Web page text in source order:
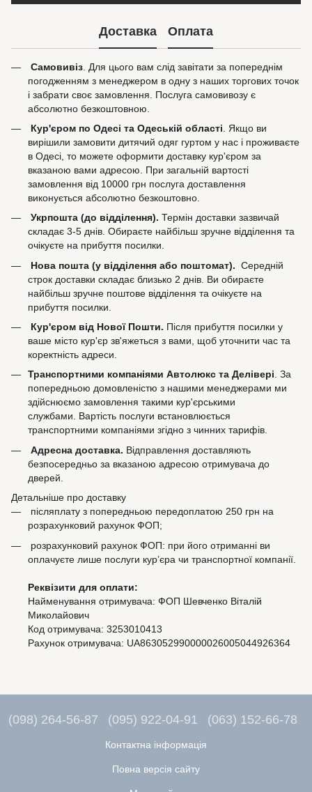
Доставка Оплата
Самовивіз . Для цього вам слід завітати за попереднім
погодженням з менеджером в одну з наших торгових точок
і забрати своє замовлення. Послуга самовивозу є
абсолютно безкоштовною.
Кур'єром по Одесі та Одеській області . Якщо ви
вирішили замовити дитячий одяг гуртом у нас і проживаєте
в Одесі, то можете оформити доставку кур'єром за
вказаною вами адресою. При загальній вартості
замовлення від 10000 грн послуга доставлення
виконується абсолютно безкоштовно.
Укрпошта (до відділення). Термін доставки зазвичай
складає 3-5 днів. Обираєте найбільш зручне відділення та
очікуєте на прибуття посилки.
Нова пошта (у відділення або поштомат). Середній
строк доставки складає близько 2 днів. Ви обираєте
найбільш зручне поштове відділення та очікуєте на
прибуття посилки.
Кур'єром від Нової Пошти. Після прибуття посилки у
ваше місто кур'єр зв'яжеться з вами, щоб уточнити час та
коректність адреси.
Транспортними компаніями Автолюкс та Делівері. За
попередньою домовленістю з нашими менеджерами ми
здійснюємо замовлення такими кур'єрськими
службами. Вартість послуги встановлюється
транспортними компаніями згідно з чинних тарифів.
Адресна доставка. Відправлення доставляють
безпосередньо за вказаною адресою отримувача до
дверей.
Детальніше про доставку
післяплату з попередньою передоплатою 250 грн на
розрахунковий рахунок ФОП;
розрахунковий рахунок ФОП: при його отриманні ви
оплачуєте лише послуги кур’єра чи транспортної компанії.
Реквізити для оплати:
Найменування отримувача: ФОП Шевченко Віталій
Миколайович
Код отримувача: 3253010413
Рахунок отримувача: UA863052990000026005044926364
(098) 264-56-87 (095) 922-04-91 (063) 152-66-78
Контактна інформація
Повна версія сайту